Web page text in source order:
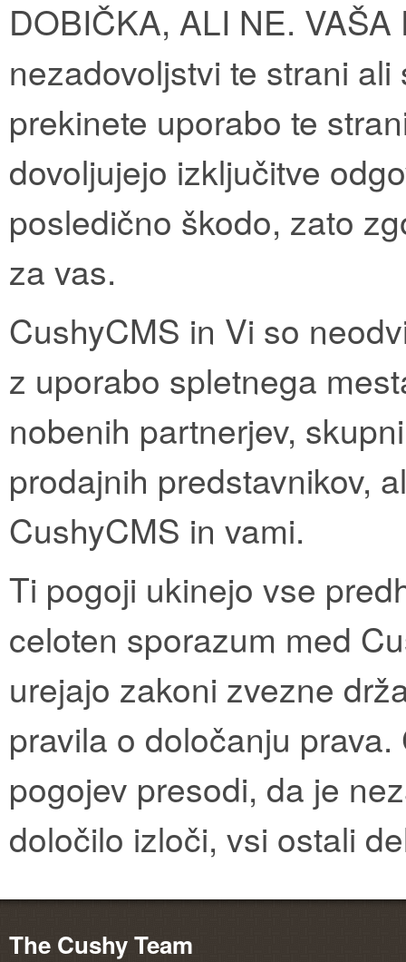
DOBIČKA, ALI NE.
nezadovoljstvi te strani
prekinete uporabo te
dovoljujejo izključitve
posledično škodo, zato
za vas.
CushyCMS in Vi so
z uporabo spletnega
nobenih partnerjev,
prodajnih predstavnikov,
CushyCMS in vami.
Ti pogoji ukinejo vse
celoten sporazum med
urejajo zakoni zvezne
pravila o določanju
pogojev presodi, da je
določilo izloči, vsi ostali
The Cushy Team